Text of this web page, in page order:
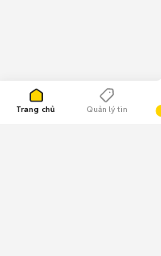
Trang chủ Quản lý tin